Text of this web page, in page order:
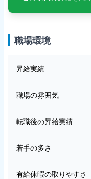
職場環境
昇給実績
職場の雰囲気
転職後の昇給実績
若手の多さ
有給休暇の取りやすさ